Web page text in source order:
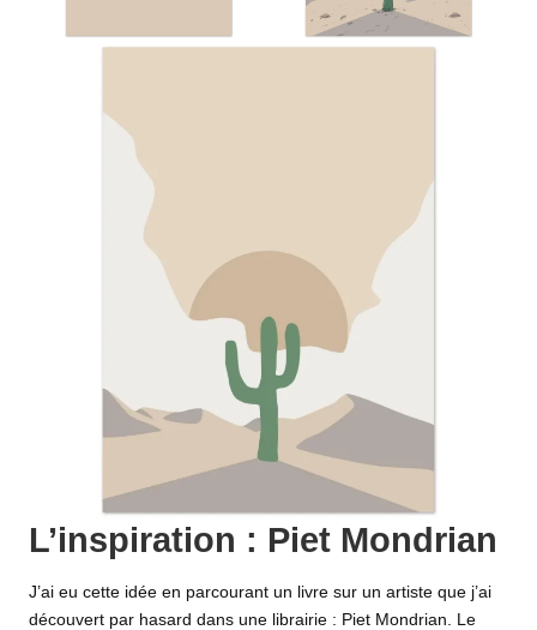
L’inspiration : Piet Mondrian
J’ai eu cette idée en parcourant un livre sur un artiste que j’ai
découvert par hasard dans une librairie : Piet Mondrian. Le